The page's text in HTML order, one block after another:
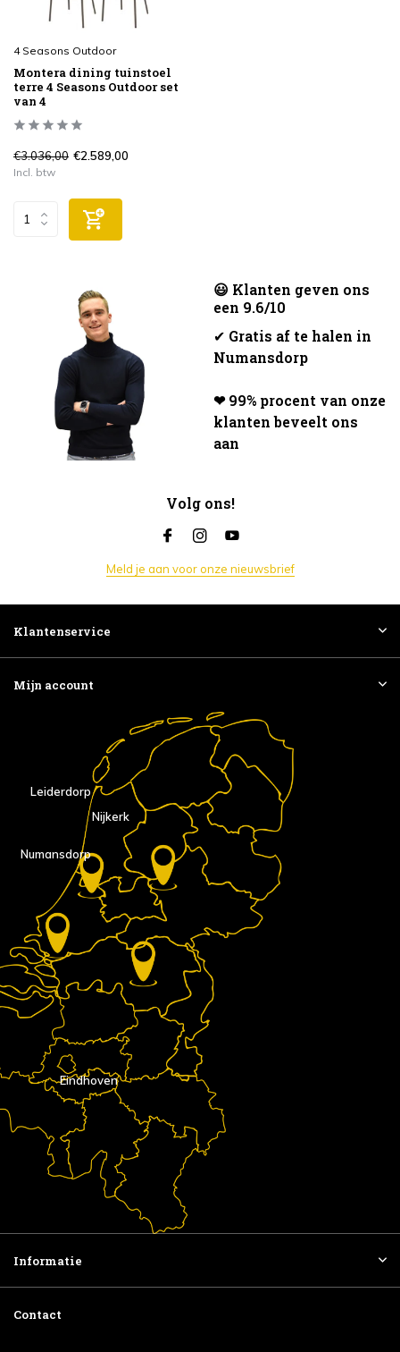
4 Seasons Outdoor
Montera dining tuinstoel
terre 4 Seasons Outdoor set
van 4
€3.036,00 €2.589,00
Incl. btw
😃 Klanten geven ons
een 9.6/10
✔ Gratis af te halen in
Numansdorp
❤ 99% procent van onze
klanten beveelt ons
aan
Volg ons!
Meld je aan voor onze nieuwsbrief
Klantenservice
Mijn account
Eindhoven
Nijkerk
Numansdorp
Leiderdorp
Informatie
Contact